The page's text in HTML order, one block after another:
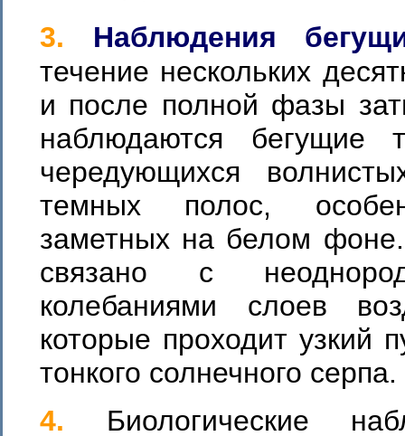
3.
Наблюдения
течение нескольких
и после полной фазы
наблюдаются бегущие
чередующихся
темных полос,
заметных на белом
связано с
колебаниями слоев
которые проходит узкий
тонкого солнечного серпа.
4. Биологические